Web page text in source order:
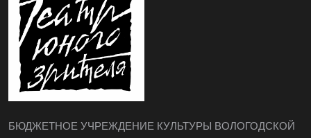
БЮДЖЕТНОЕ УЧРЕЖДЕНИЕ КУЛЬТУРЫ ВОЛОГОДСКОЙ